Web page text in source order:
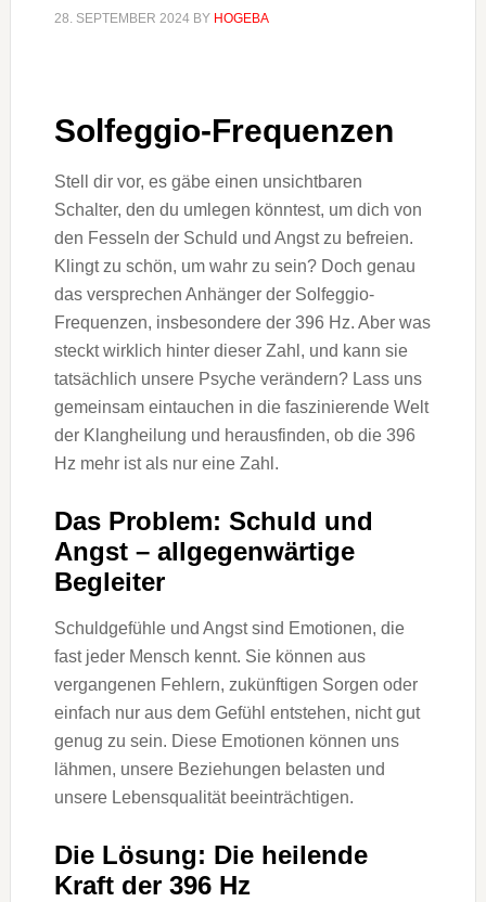
28. SEPTEMBER 2024BY HOGEBA
Solfeggio-Frequenzen
Stell dir vor, es gäbe einen unsichtbaren
Schalter, den du umlegen könntest, um dich von
den Fesseln der Schuld und Angst zu befreien.
Klingt zu schön, um wahr zu sein? Doch genau
das versprechen Anhänger der Solfeggio-
Frequenzen, insbesondere der 396 Hz. Aber was
steckt wirklich hinter dieser Zahl, und kann sie
tatsächlich unsere Psyche verändern? Lass uns
gemeinsam eintauchen in die faszinierende Welt
der Klangheilung und herausfinden, ob die 396
Hz mehr ist als nur eine Zahl.
Das Problem: Schuld und
Angst – allgegenwärtige
Begleiter
Schuldgefühle und Angst sind Emotionen, die
fast jeder Mensch kennt. Sie können aus
vergangenen Fehlern, zukünftigen Sorgen oder
einfach nur aus dem Gefühl entstehen, nicht gut
genug zu sein. Diese Emotionen können uns
lähmen, unsere Beziehungen belasten und
unsere Lebensqualität beeinträchtigen.
Die Lösung: Die heilende
Kraft der 396 Hz